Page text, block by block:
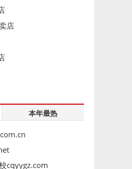
店
本年最热
cqyygz.com